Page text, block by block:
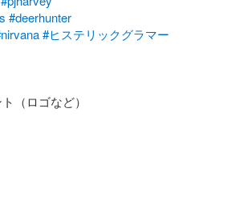
#deerhunter
#ヒステリックグラマー
（ロゴなど）